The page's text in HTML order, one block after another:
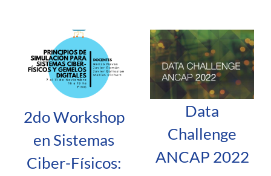
2do Workshop
en Sistemas
Ciber-Físicos:
Data
Challenge
ANCAP 2022